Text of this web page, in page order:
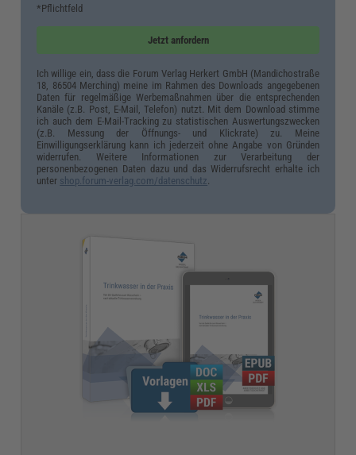
*Pflichtfeld
Jetzt anfordern
Ich willige ein, dass die Forum Verlag Herkert GmbH (Mandichostraße
18, 86504 Merching) meine im Rahmen des Downloads angegebenen
Daten für regelmäßige Werbemaßnahmen über die entsprechenden
Kanäle (z.B. Post, E-Mail, Telefon) nutzt. Mit dem Download stimme
ich auch dem E-Mail-Tracking zu statistischen Auswertungszwecken
(z.B. Messung der Öffnungs- und Klickrate) zu. Meine
Einwilligungserklärung kann ich jederzeit ohne Angabe von Gründen
widerrufen. Weitere Informationen zur Verarbeitung der
personenbezogenen Daten dazu und das Widerrufsrecht erhalte ich
unter shop.forum-verlag.com/datenschutz.